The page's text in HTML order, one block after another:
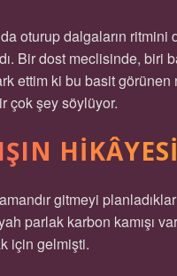
oturup dalgaların
Bir dost meclisinde, biri
ettim ki bu basit
çok şey söylüyor.
HIKÂYESI
gitmeyi
parlak karbon kamışı
için gelmişti.